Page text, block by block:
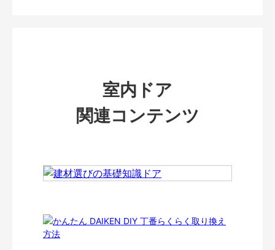
室内ドア
関連コンテンツ